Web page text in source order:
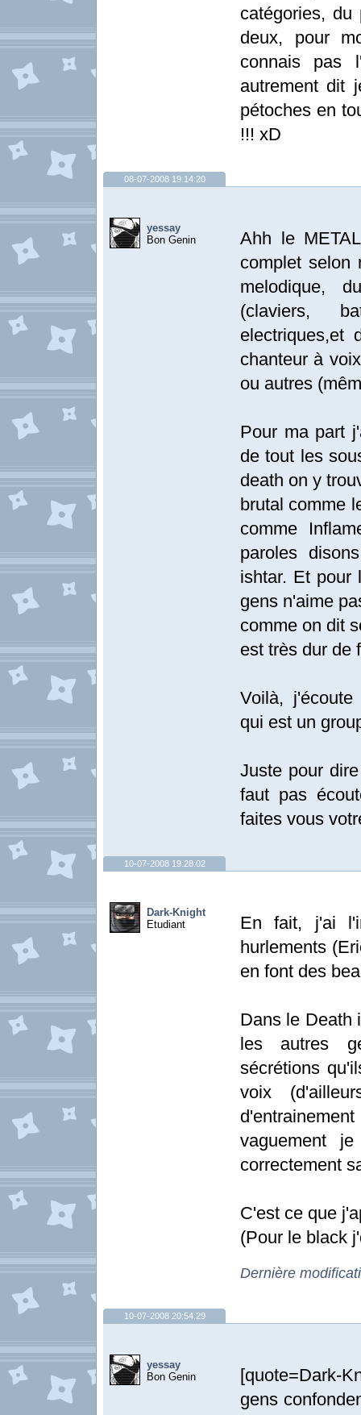
catégories,
deux, pour
connais pas
autrement dit
pétoches en
!!! xD
08-07-2008 19:14:20
yessay
Bon Genin
Ahh le
complet selon
melodique,
(claviers,
electriques,et
chanteur à
ou autres
Pour ma part
de tout les
death on y
brutal comme
comme
paroles
ishtar. Et pour
gens n'aime
comme on dit
est très dur de
Voilà,
qui est un
Juste pour
faut pas
faites vous
10-07-2008 19:28:02
Dark-Knight
Etudiant
En fait, j'ai
hurlements
en font des
Dans le Death
les autres
sécrétions
voix
vaguement
correctement
C'est ce que
(Pour le black
Dernière
10-07-2008 20:54:29
yessay
Bon Genin
[quote=Dark-
gens